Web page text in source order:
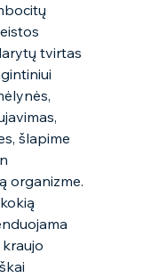
tvirtas
šlapime
organizme.